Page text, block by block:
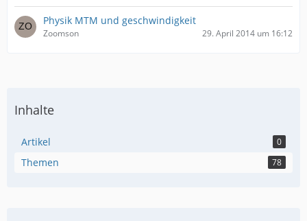
Physik MTM und geschwindigkeit
Zoomson 29. April 2014 um 16:12
Inhalte
Artikel 0
Themen 78